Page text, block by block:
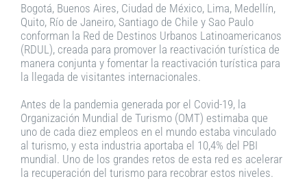
Bogotá, Buenos Aires, Ciudad de México, Lima, Medellín,
Quito, Río de Janeiro, Santiago de Chile y Sao Paulo
conforman la Red de Destinos Urbanos Latinoamericanos
(RDUL), creada para promover la reactivación turística de
manera conjunta y fomentar la reactivación turística para
la llegada de visitantes internacionales.
Antes de la pandemia generada por el Covid-19, la
Organización Mundial de Turismo (OMT) estimaba que
uno de cada diez empleos en el mundo estaba vinculado
al turismo, y esta industria aportaba el 10,4% del PBI
mundial. Uno de los grandes retos de esta red es acelerar
la recuperación del turismo para recobrar estos niveles.